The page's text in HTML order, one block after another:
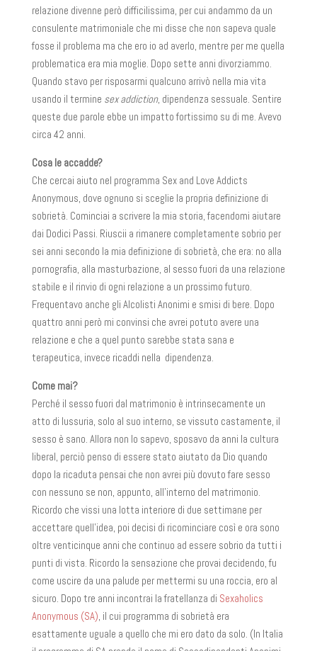
relazione divenne però difficilissima, per cui andammo da un
consulente matrimoniale che mi disse che non sapeva quale
fosse il problema ma che ero io ad averlo, mentre per me quella
problematica era mia moglie. Dopo sette anni divorziammo.
Quando stavo per risposarmi qualcuno arrivò nella mia vita
usando il termine sex addiction, dipendenza sessuale. Sentire
queste due parole ebbe un impatto fortissimo su di me. Avevo
circa 42 anni.
Cosa le accadde?
Che cercai aiuto nel programma Sex and Love Addicts
Anonymous, dove ognuno si sceglie la propria definizione di
sobrietà. Cominciai a scrivere la mia storia, facendomi aiutare
dai Dodici Passi. Riuscii a rimanere completamente sobrio per
sei anni secondo la mia definizione di sobrietà, che era: no alla
pornografia, alla masturbazione, al sesso fuori da una relazione
stabile e il rinvio di ogni relazione a un prossimo futuro.
Frequentavo anche gli Alcolisti Anonimi e smisi di bere. Dopo
quattro anni però mi convinsi che avrei potuto avere una
relazione e che a quel punto sarebbe stata sana e
terapeutica, invece ricaddi nella dipendenza.
Come mai?
Perché il sesso fuori dal matrimonio è intrinsecamente un
atto di lussuria, solo al suo interno, se vissuto castamente, il
sesso è sano. Allora non lo sapevo, sposavo da anni la cultura
liberal, perciò penso di essere stato aiutato da Dio quando
dopo la ricaduta pensai che non avrei più dovuto fare sesso
con nessuno se non, appunto, all’interno del matrimonio.
Ricordo che vissi una lotta interiore di due settimane per
accettare quell’idea, poi decisi di ricominciare così e ora sono
oltre venticinque anni che continuo ad essere sobrio da tutti i
punti di vista. Ricordo la sensazione che provai decidendo, fu
come uscire da una palude per mettermi su una roccia, ero al
sicuro. Dopo tre anni incontrai la fratellanza di Sexaholics
Anonymous (SA), il cui programma di sobrietà era
esattamente uguale a quello che mi ero dato da solo. (In Italia